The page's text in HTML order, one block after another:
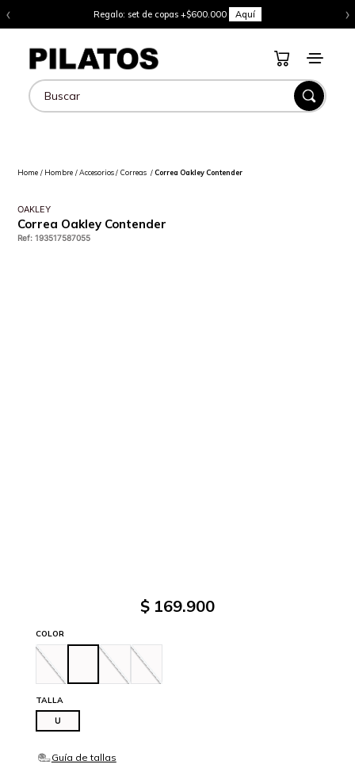
‹ Regalo: set de copas +$600.000 Aquí ›
Buscar
Hombre Accesorios Correas Correa Oakley Contender
OAKLEY
Correa Oakley Contender
Ref:193517587055
$ 169.900
TALLA
U
COLOR